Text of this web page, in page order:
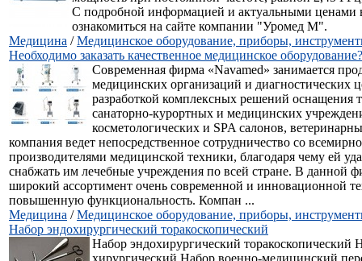
С подробной информацией и актуальными ценами
ознакомиться на сайте компании "Уромед М".
Медицина /Медицинское оборудование, приборы,
Необходимо заказать качественное медицинское оборудование?
Современная фирма «Navamed» занимается
медицинских организаций и диагностических
разработкой комплексных решений оснащения
санаторно-курортных и медицинских
косметологических и SPA салонов,
компания ведет непосредственное сотрудничество со
производителями медицинской техники, благодаря чему ей
снабжать им лечебные учреждения по всей стране. В данной
широкий ассортимент очень современной и инновационной
повышенную функциональность. Компан ...
Медицина /Медицинское оборудование, приборы,
Набор эндохирургический торакоскопический
Набор эндохирургический торакоскопический
хирургический Набор военно-медицинский